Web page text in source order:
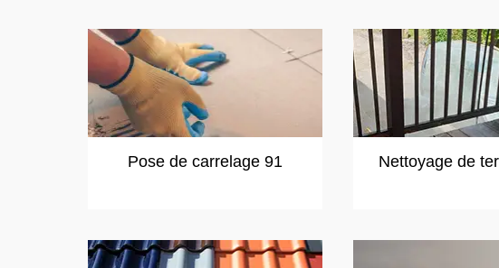
Pose de carrelage 91 Nettoyage de